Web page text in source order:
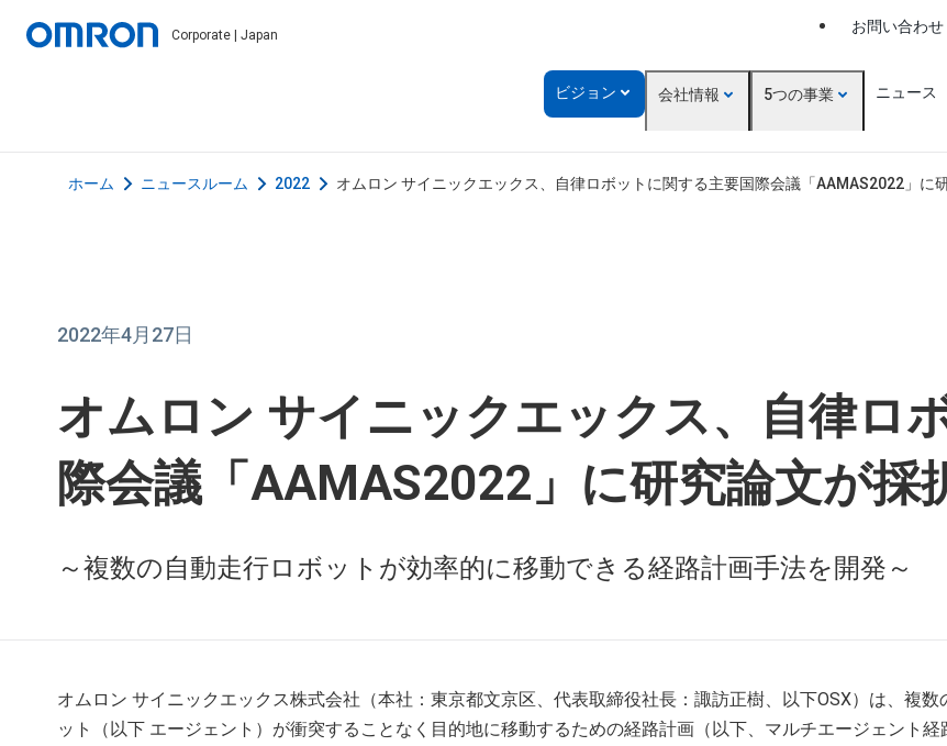
Corporate | Japan
ビジョン 会社情報 5つの事業 ニュース
お問い合わせ
ホーム ニュースルーム 2022 オムロン サイニックエックス、自律ロボットに関する主要国際会議「AAMAS2022」に
2022年4月27日
オムロン サイニックエックス、自律ロ
際会議「AAMAS2022」に研究論文が採
～複数の自動走行ロボットが効率的に移動できる経路計画手法を開発～
オムロン サイニックエックス株式会社（本社：東京都文京区、代表取締役社長：諏訪正樹、以下OSX）は、複数
ット（以下 エージェント）が衝突することなく目的地に移動するための経路計画（以下、マルチエージェント経